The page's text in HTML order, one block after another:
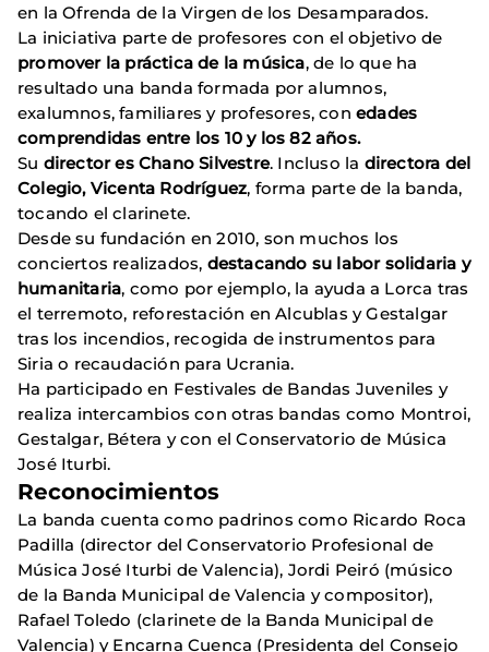
en la Ofrenda de la Virgen de los Desamparados.
La iniciativa parte de profesores con el objetivo de
promover la práctica de la música, de lo que ha
resultado una banda formada por alumnos,
exalumnos, familiares y profesores, conedades
comprendidas entre los 10 y los 82 años.
Su director es Chano Silvestre. Incluso la directora del
Colegio, Vicenta Rodríguez, forma parte de la banda,
tocando el clarinete.
Desde su fundación en 2010, son muchos los
conciertos realizados, destacando su labor solidaria y
humanitaria, como por ejemplo, la ayuda a Lorca tras
el terremoto, reforestación en Alcublas y Gestalgar
tras los incendios, recogida de instrumentos para
Siria o recaudación para Ucrania.
Ha participado en Festivales de Bandas Juveniles y
realiza intercambios con otras bandas como Montroi,
Gestalgar, Bétera y con el Conservatorio de Música
José Iturbi.
Reconocimientos
La banda cuenta como padrinos como Ricardo Roca
Padilla (director del Conservatorio Profesional de
Música José Iturbi de Valencia), Jordi Peiró (músico
de la Banda Municipal de Valencia y compositor),
Rafael Toledo (clarinete de la Banda Municipal de
Valencia) y Encarna Cuenca (Presidenta del Consejo